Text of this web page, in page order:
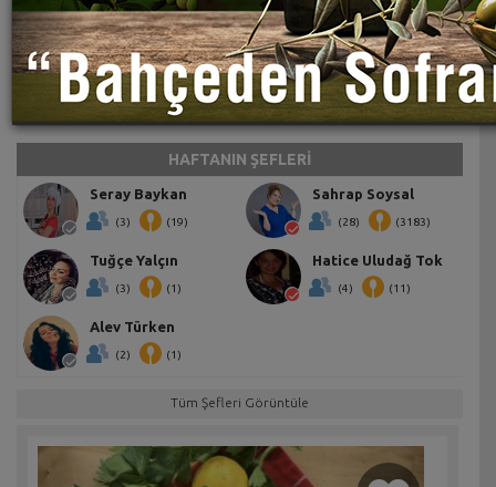
HAFTANIN ŞEFLERİ
Seray Baykan
(3) (19)
Sahrap Soysal
(28) (3183)
Tuğçe Yalçın
(3) (1)
Hatice Uludağ Tok
(4) (11)
Alev Türken
(2) (1)
Tüm Şefleri Görüntüle